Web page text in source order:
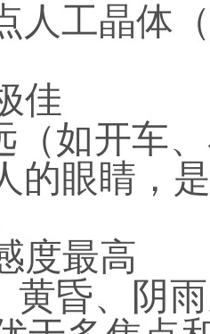
人工晶体
佳
（如开车
的眼睛，
度最高
黄昏、阴